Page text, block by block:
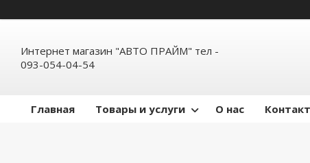
Интернет магазин "АВТО ПРАЙМ" тел -
093-054-04-54
Главная Товары и услуги О нас